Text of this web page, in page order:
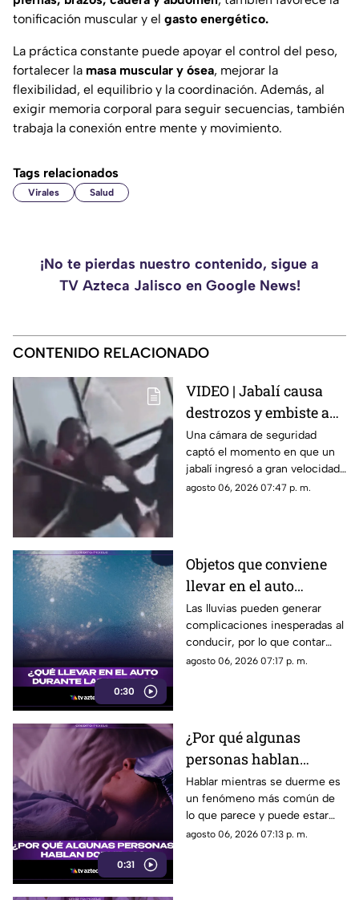
tonificación muscular y el gasto energético.
La práctica constante puede apoyar el control del peso,
fortalecer la masa muscular y ósea, mejorar la
flexibilidad, el equilibrio y la coordinación. Además, al
exigir memoria corporal para seguir secuencias, también
trabaja la conexión entre mente y movimiento.
Tags relacionados
Virales Salud
¡No te pierdas nuestro contenido, sigue a
TV Azteca Jalisco en Google News!
CONTENIDO RELACIONADO
VIDEO | Jabalí causa
destrozos y embiste a
clientes luego de entrar
a un negocio
Una cámara de seguridad
captó el momento en que un
jabalí ingresó a gran velocidad
a un establecimiento en la
agosto 06, 2026 07:47 p. m.
0:30
Objetos que conviene
llevar en el auto
durante la temporada
de lluvias
Las lluvias pueden generar
complicaciones inesperadas al
conducir, por lo que contar
con algunos objetos básicos
agosto 06, 2026 07:17 p. m.
0:31
¿Por qué algunas
personas hablan
dormidas?
Hablar mientras se duerme es
un fenómeno más común de
lo que parece y puede estar
relacionado con factores como
agosto 06, 2026 07:13 p. m.